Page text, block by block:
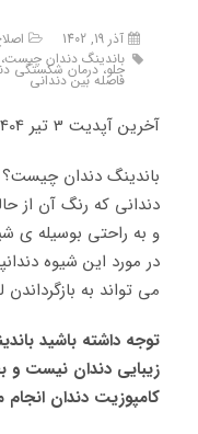
آذر 19, 1402
باندینگ دندان چیست،
جلو، درمان شکستگی
فاصله بین دندانی
آخرین آپدیت 3 تیر 1404
باندینگ دندان
دندانی که رنگ آن از
و به راحتی بوسیله ی
در مورد این شیوه
می تواند به
توجه داشته باشید
زیبایی دندان نیست
کامپوزیت دندان